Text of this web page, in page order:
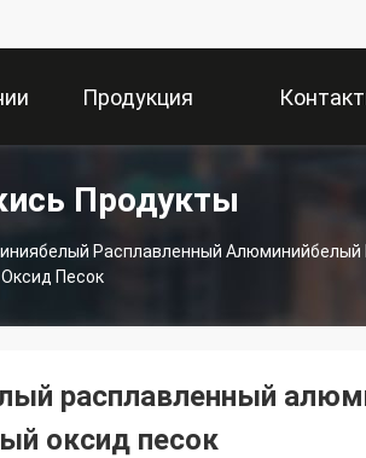
Продукция
Продукты
Расплавленный Алюминийбелый
Песок
расплавленный
оксид песок